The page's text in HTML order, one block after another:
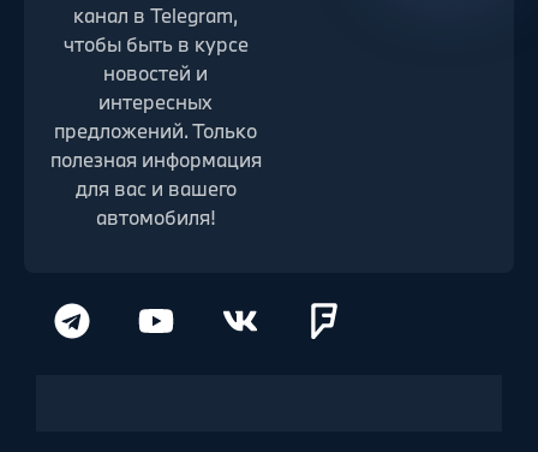
канал в Telegram,
чтобы быть в курсе
новостей и
интересных
предложений. Только
полезная информация
для вас и вашего
автомобиля!